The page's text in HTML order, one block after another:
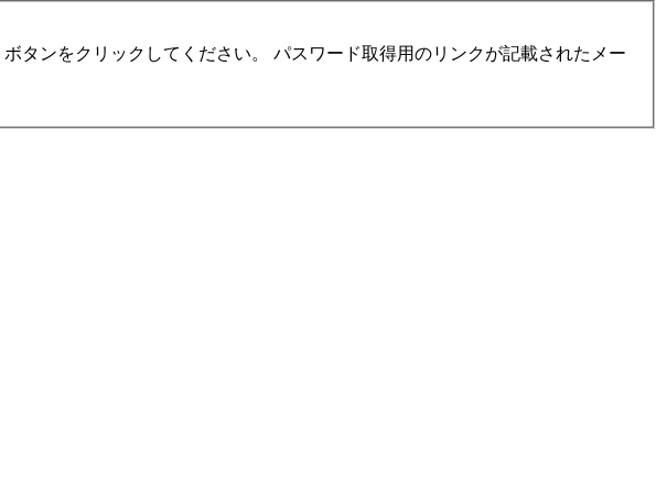
タンをクリックしてください。 パスワード取得用のリンクが記載されたメー